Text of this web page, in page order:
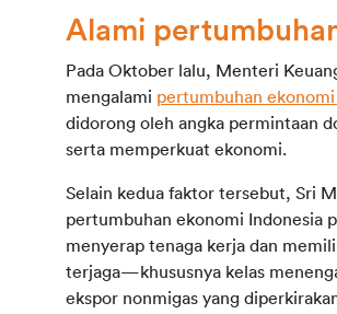
Alami
Pada Oktober lalu, Menteri
mengalami pertumbuhan ekonomi
didorong oleh angka permintaan
serta memperkuat ekonomi.
Selain kedua faktor tersebut, Sri
pertumbuhan ekonomi Indonesia
menyerap tenaga kerja dan
terjaga—khususnya kelas
ekspor nonmigas yang